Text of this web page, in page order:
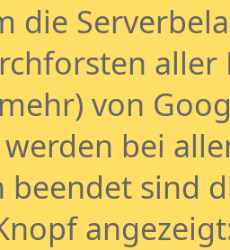
die
aller
von
bei
beendet sind